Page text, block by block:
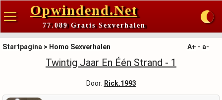
Opwindend.Net
77.089 Gratis Sexverhalen
Startpagina > Homo Sexverhalen A+ - a-
Twintig Jaar En Één Strand - 1
Door: Rick.1993